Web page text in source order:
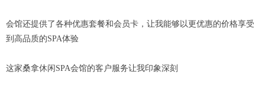
会馆还提供了各种优惠套餐和会员卡，让我能够以更优惠的价格享受
到高品质的SPA体验
这家桑拿休闲SPA会馆的客户服务让我印象深刻